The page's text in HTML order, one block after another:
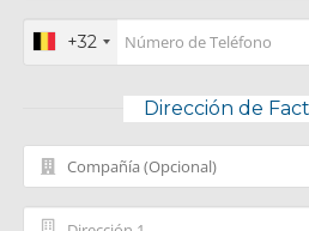
+32
Dirección de